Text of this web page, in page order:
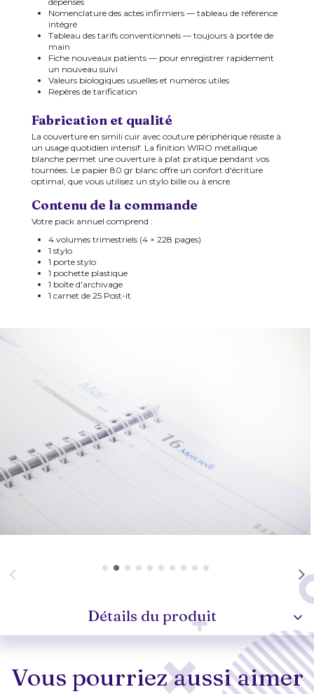
Nomenclature des actes infirmiers — tableau de référence
intégré
Tableau des tarifs conventionnels — toujours à portée de
main
Fiche nouveaux patients — pour enregistrer rapidement
un nouveau suivi
Valeurs biologiques usuelles et numéros utiles
Repères de tarification
Fabrication et qualité
La couverture en simili cuir avec couture périphérique résiste à
un usage quotidien intensif. La finition WIRO métallique
blanche permet une ouverture à plat pratique pendant vos
tournées. Le papier 80 gr blanc offre un confort d'écriture
optimal, que vous utilisez un stylo bille ou à encre.
Contenu de la commande
Votre pack annuel comprend :
4 volumes trimestriels (4 × 228 pages)
1 stylo
1 porte stylo
1 pochette plastique
1 boîte d'archivage
1 carnet de 25 Post-it
Détails du produit
Vous pourriez aussi aimer